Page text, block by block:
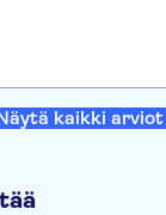
kaikki arviot